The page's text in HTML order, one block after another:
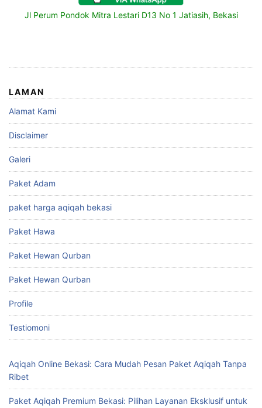
Jl Perum Pondok Mitra Lestari D13 No 1 Jatiasih, Bekasi
LAMAN
Alamat Kami
Disclaimer
Galeri
Paket Adam
paket harga aqiqah bekasi
Paket Hawa
Paket Hewan Qurban
Paket Hewan Qurban
Profile
Testiomoni
Aqiqah Online Bekasi: Cara Mudah Pesan Paket Aqiqah Tanpa
Ribet
Paket Aqiqah Premium Bekasi: Pilihan Layanan Eksklusif untuk